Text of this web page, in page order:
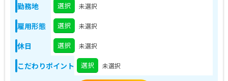
勤務地 選択 未選択
雇用形態 選択 未選択
休日 選択 未選択
こだわりポイント 選択 未選択